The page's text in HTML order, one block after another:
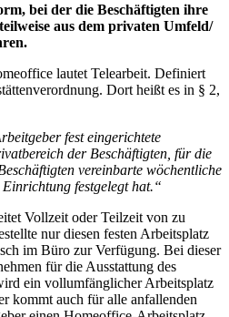
bei der die Beschäftigten ihre
aus dem privaten Umfeld/
lautet Telearbeit. Definiert
Dort heißt es in § 2,
fest eingerichtete
der Beschäftigten, für die
vereinbarte wöchentliche
festgelegt hat.“
Vollzeit oder Teilzeit von zu
nur diesen festen Arbeitsplatz
im Büro zur Verfügung. Bei dieser
für die Ausstattung des
ein vollumfänglicher Arbeitsplatz
kommt auch für alle anfallenden